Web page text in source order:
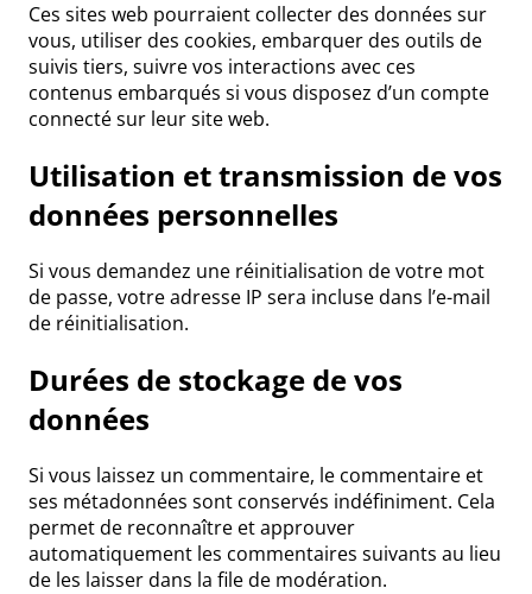
Ces sites web pourraient collecter des données sur
vous, utiliser des cookies, embarquer des outils de
suivis tiers, suivre vos interactions avec ces
contenus embarqués si vous disposez d’un compte
connecté sur leur site web.
Utilisation et transmission de vos
données personnelles
Si vous demandez une réinitialisation de votre mot
de passe, votre adresse IP sera incluse dans l’e-mail
de réinitialisation.
Durées de stockage de vos
données
Si vous laissez un commentaire, le commentaire et
ses métadonnées sont conservés indéfiniment. Cela
permet de reconnaître et approuver
automatiquement les commentaires suivants au lieu
de les laisser dans la file de modération.